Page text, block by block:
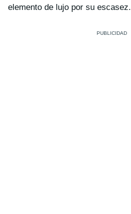
elemento de lujo por su escasez.